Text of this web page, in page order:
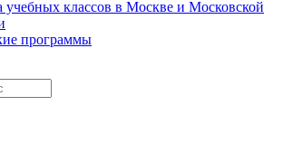
учебных классов в Москве и Московской
программы